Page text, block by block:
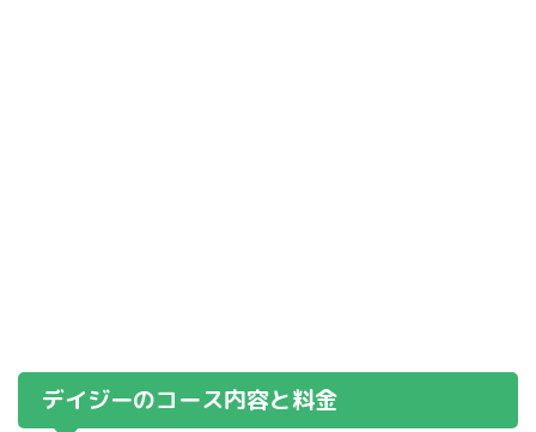
デイジーのコース内容と料金